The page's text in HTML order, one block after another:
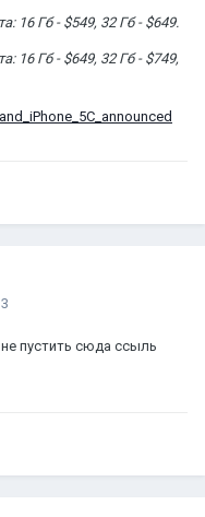
16 Гб - $549, 32 Гб - $649.
16 Гб - $649, 32 Гб - $749,
пустить сюда ссыль